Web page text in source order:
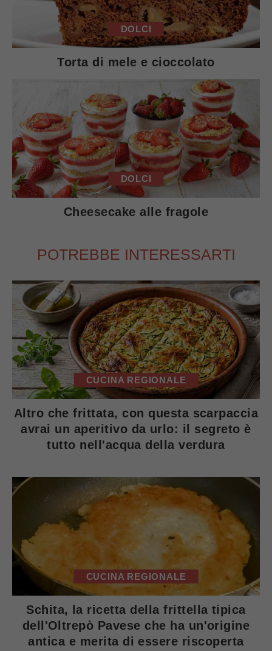
DOLCI
Torta di mele e cioccolato
DOLCI
Cheesecake alle fragole
POTREBBE INTERESSARTI
CUCINA REGIONALE
Altro che frittata, con questa scarpaccia
avrai un aperitivo da urlo: il segreto è
tutto nell'acqua della verdura
CUCINA REGIONALE
Schita, la ricetta della frittella tipica
dell'Oltrepò Pavese che ha un'origine
antica e merita di essere riscoperta